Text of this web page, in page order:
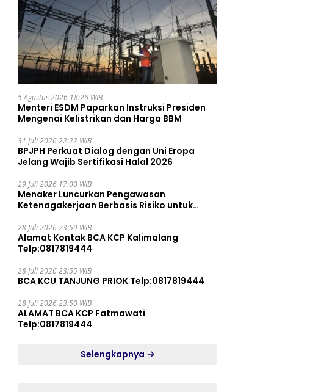
5 Agustus 2026 18:26 WIB
Menteri ESDM Paparkan Instruksi Presiden
Mengenai Kelistrikan dan Harga BBM
31 Juli 2026 22:22 WIB
BPJPH Perkuat Dialog dengan Uni Eropa
Jelang Wajib Sertifikasi Halal 2026
29 Juli 2026 17:00 WIB
Menaker Luncurkan Pengawasan
Ketenagakerjaan Berbasis Risiko untuk
28 Juli 2026 23:59 WIB
Alamat Kontak BCA KCP Kalimalang
Telp:0817819444
28 Juli 2026 23:55 WIB
BCA KCU TANJUNG PRIOK Telp:0817819444
28 Juli 2026 23:50 WIB
ALAMAT BCA KCP Fatmawati
Telp:0817819444
Selengkapnya